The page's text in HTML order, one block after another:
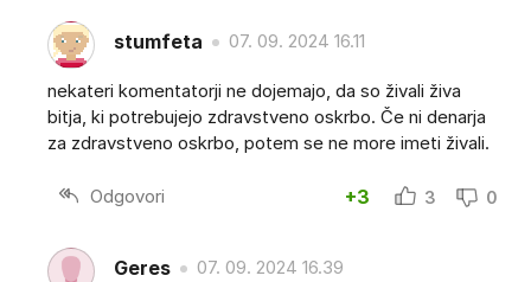
stumfeta 07. 09. 2024 16.11
nekateri komentatorji ne dojemajo, da so živali živa
bitja, ki potrebujejo zdravstveno oskrbo. Če ni denarja
za zdravstveno oskrbo, potem se ne more imeti živali.
Odgovori +3 3 0
Geres 07. 09. 2024 16.39